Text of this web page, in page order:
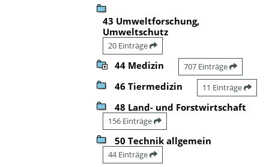
43 Umweltforschung,
Umweltschutz
20 Einträge
44 Medizin 707 Einträge
46 Tiermedizin 11 Einträge
48 Land- und Forstwirtschaft
156 Einträge
50 Technik allgemein
44 Einträge